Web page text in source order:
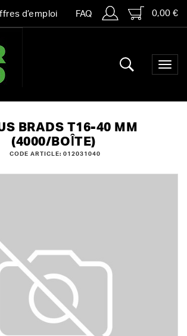
d’emploi FAQ 0,00 €
BRADS T16-40 MM
(4000/BOÎTE)
CODE ARTICLE: 012031040